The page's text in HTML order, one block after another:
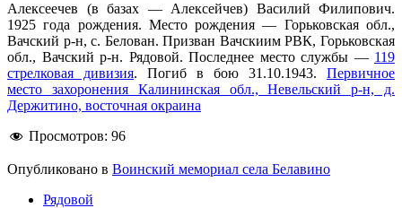
Алексеечев (в базах — Алексейчев) Василий Филипович.
1925 года рождения. Место рождения — Горьковская обл.,
Вачский р-н, с. Белован. Призван Вачскиим РВК, Горьковская
обл., Вачский р-н. Рядовой. Последнее место службы — 119
стрелковая дивизия. Погиб в бою 31.10.1943. Первичное
место захоронения Калининская обл., Невельский р-н, д.
Держитино, восточная окраина
Просмотров: 96
Опубликовано в Воинский мемориал села Белавино
Рядовой